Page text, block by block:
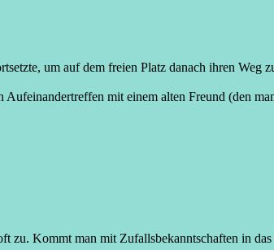
um auf dem freien Platz danach ihren Weg
mit einem alten Freund (den
zu. Kommt man mit Zufallsbekanntschaften in